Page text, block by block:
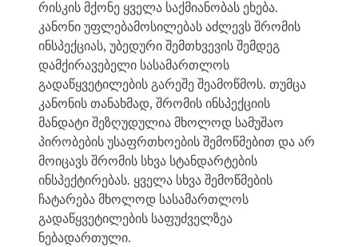
რისკის მქონე ყველა საქმიანობას ეხება.
კანონი უფლებამოსილებას აძლევს შრომის
ინსპექციას, უბედური შემთხვევის შემდეგ
დამქირავებელი სასამართლოს
გადაწყვეტილების გარეშე შეამოწმოს. თუმცა
კანონის თანახმად, შრომის ინსპექციის
მანდატი შეზღუდულია მხოლოდ სამუშაო
პირობების უსაფრთხოების შემოწმებით და არ
მოიცავს შრომის სხვა სტანდარტების
ინსპექტირებას. ყველა სხვა შემოწმების
ჩატარება მხოლოდ სასამართლოს
გადაწყვეტილების საფუძველზეა
ნებადართული.